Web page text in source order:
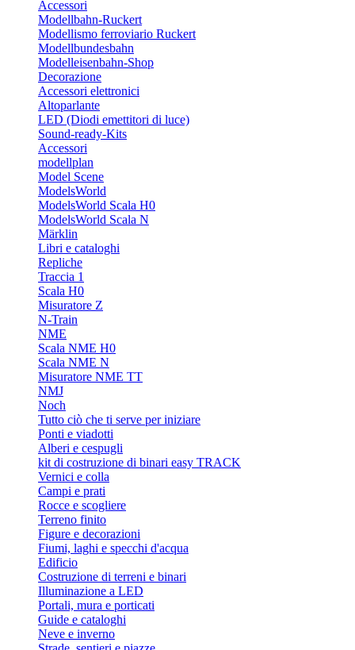
Accessori
Modellbahn-Ruckert
Modellismo ferroviario Ruckert
Modellbundesbahn
Modelleisenbahn-Shop
Decorazione
Accessori elettronici
Altoparlante
LED (Diodi emettitori di luce)
Sound-ready-Kits
Accessori
modellplan
Model Scene
ModelsWorld
ModelsWorld Scala H0
ModelsWorld Scala N
Märklin
Libri e cataloghi
Repliche
Traccia 1
Scala H0
Misuratore Z
N-Train
NME
Scala NME H0
Scala NME N
Misuratore NME TT
NMJ
Noch
Tutto ciò che ti serve per iniziare
Ponti e viadotti
Alberi e cespugli
kit di costruzione di binari easy TRACK
Vernici e colla
Campi e prati
Rocce e scogliere
Terreno finito
Figure e decorazioni
Fiumi, laghi e specchi d'acqua
Edificio
Costruzione di terreni e binari
Illuminazione a LED
Portali, mura e porticati
Guide e cataloghi
Neve e inverno